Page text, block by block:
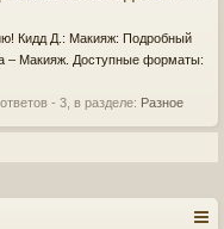
Кидд Д.: Макияж: Подробный
– Макияж. Доступные форматы:
, ответов - 3, в разделе: Разное